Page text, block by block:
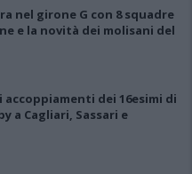
nel girone G con 8 squadre
e la novità dei molisani del
accoppiamenti dei 16esimi di
a Cagliari, Sassari e